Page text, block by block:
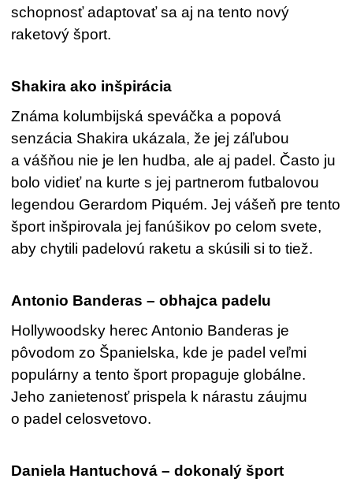
schopnosť adaptovať sa aj na tento nový
raketový šport.
Shakira ako inšpirácia
Známa kolumbijská speváčka a popová
senzácia Shakira ukázala, že jej záľubou
a vášňou nie je len hudba, ale aj padel. Často ju
bolo vidieť na kurte s jej partnerom futbalovou
legendou Gerardom Piquém. Jej vášeň pre tento
šport inšpirovala jej fanúšikov po celom svete,
aby chytili padelovú raketu a skúsili si to tiež.
Antonio Banderas – obhajca padelu
Hollywoodsky herec Antonio Banderas je
pôvodom zo Španielska, kde je padel veľmi
populárny a tento šport propaguje globálne.
Jeho zanietenosť prispela k nárastu záujmu
o padel celosvetovo.
Daniela Hantuchová – dokonalý šport